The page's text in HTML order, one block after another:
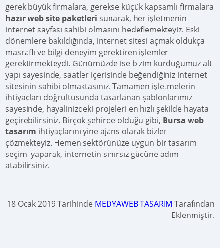
gerek büyük firmalara, gerekse küçük kapsamlı firmalara
hazır web site paketleri sunarak, her işletmenin
internet sayfası sahibi olmasını hedeflemekteyiz. Eski
dönemlere bakıldığında, internet sitesi açmak oldukça
masraflı ve bilgi deneyim gerektiren işlemler
gerektirmekteydi. Günümüzde ise bizim kurduğumuz alt
yapı sayesinde, saatler içerisinde beğendiğiniz internet
sitesinin sahibi olmaktasınız. Tamamen işletmelerin
ihtiyaçları doğrultusunda tasarlanan şablonlarımız
sayesinde, hayalinizdeki projeleri en hızlı şekilde hayata
geçirebilirsiniz. Birçok şehirde olduğu gibi, Bursa web
tasarım ihtiyaçlarını yine ajans olarak bizler
çözmekteyiz. Hemen sektörünüze uygun bir tasarım
seçimi yaparak, internetin sınırsız gücüne adım
atabilirsiniz.
18 Ocak 2019 Tarihinde MEDYAWEB TASARIM Tarafından
Eklenmiştir.